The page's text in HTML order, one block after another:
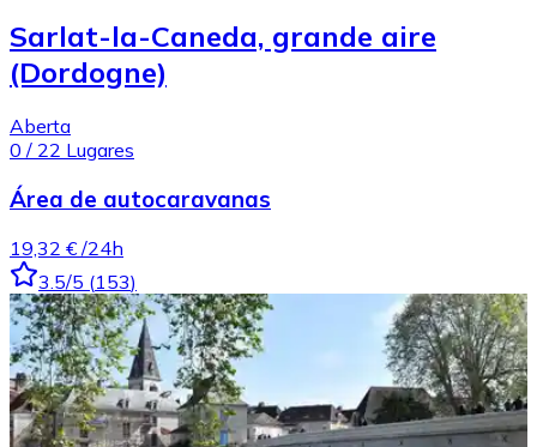
Sarlat-la-Caneda, grande aire
(Dordogne)
Aberta
0 / 22 Lugares
Área de autocaravanas
19,32 € /24h
3.5/5 (153)